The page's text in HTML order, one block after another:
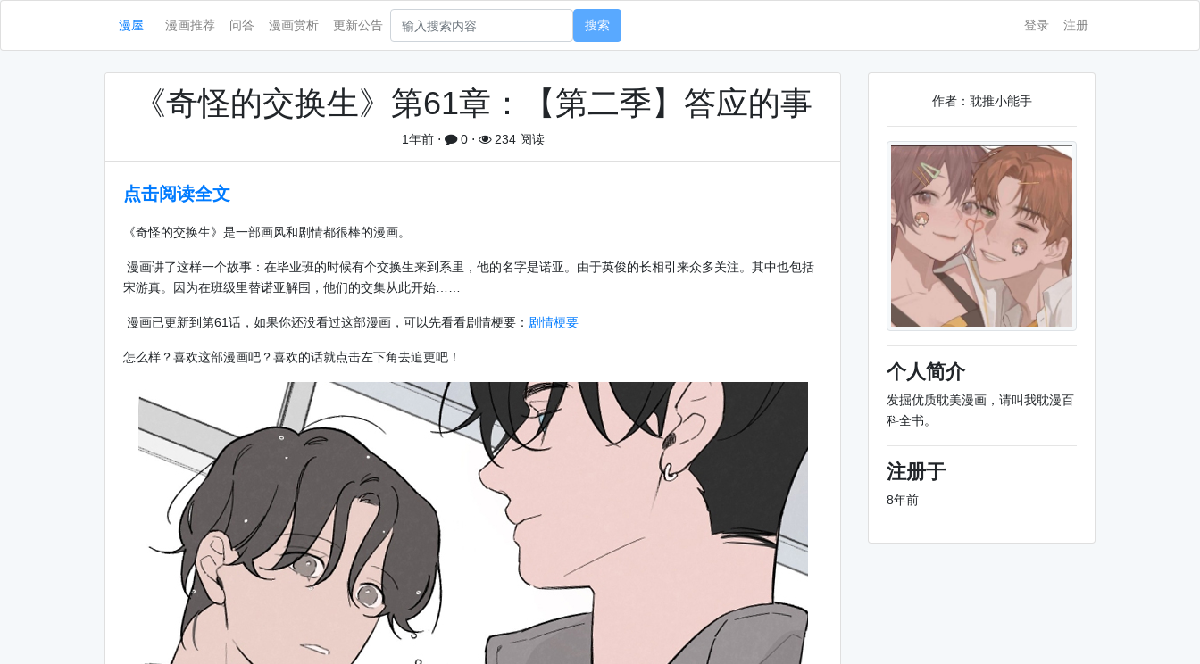
漫屋 漫画推荐 问答 漫画赏析 更新公告 搜索 登录 注册
《奇怪的交换生》第61章：【第二季】答应的事
1年前⋅ 0⋅ 234 阅读
点击阅读全文
《奇怪的交换生》是一部画风和剧情都很棒的漫画。
漫画讲了这样一个故事：在毕业班的时候有个交换生来到系里，他的名字是诺亚。由于英俊的长相引来众多关注。其中也包括
宋游真。因为在班级里替诺亚解围，他们的交集从此开始……
漫画已更新到第61话，如果你还没看过这部漫画，可以先看看剧情梗要： 剧情梗要
怎么样？喜欢这部漫画吧？喜欢的话就点击左下角去追更吧！
作者：耽推小能手
个人简介
发掘优质耽美漫画，请叫我耽漫百
科全书。
注册于
8年前